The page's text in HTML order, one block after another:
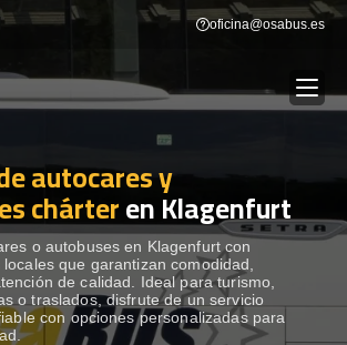
oficina@osabus.es
AUTOCARES
Show dropdown
Show dropdown
autocares y
chárteren Klagenfurt
o autobuses en Klagenfurt con
que garantizan comodidad,
de calidad. Ideal para turismo,
o traslados, disfrute de un servicio
con opciones personalizadas para